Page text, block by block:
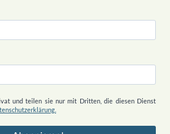
und teilen sie nur mit Dritten, die diesen Dienst